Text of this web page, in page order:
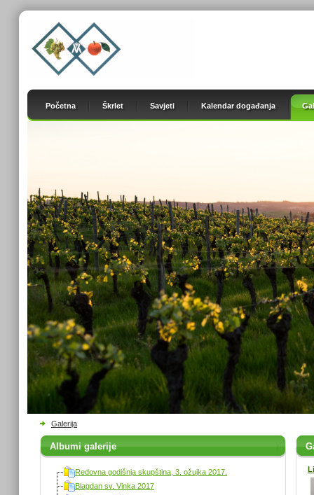
Početna Škrlet Savjeti Kalendar događanja
Galerija
Albumi galerije
Redovna godišnja skupština, 3. ožujka 2017.
Blagdan sv. Vinka 2017